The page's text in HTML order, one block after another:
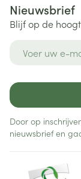
Nieuwsbrief
Blijf op de
Door op
nieuwsbrief en